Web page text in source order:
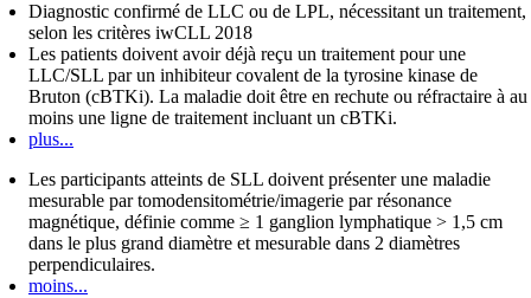
Diagnostic confirmé de LLC ou de LPL, nécessitant un traitement,
selon les critères iwCLL 2018
Les patients doivent avoir déjà reçu un traitement pour une
LLC/SLL par un inhibiteur covalent de la tyrosine kinase de
Bruton (cBTKi). La maladie doit être en rechute ou réfractaire à au
moins une ligne de traitement incluant un cBTKi.
plus...
Les participants atteints de SLL doivent présenter une maladie
mesurable par tomodensitométrie/imagerie par résonance
magnétique, définie comme ≥ 1 ganglion lymphatique > 1,5 cm
dans le plus grand diamètre et mesurable dans 2 diamètres
perpendiculaires.
moins...